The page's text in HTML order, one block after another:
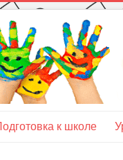
к школе